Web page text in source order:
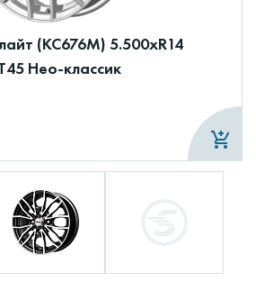
(КС676М) 5.500xR14
Нео-классик